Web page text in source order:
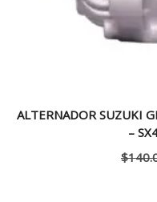
ALTERNADOR SUZUKI
–
$